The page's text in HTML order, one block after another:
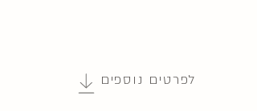
לפרטים נוספים